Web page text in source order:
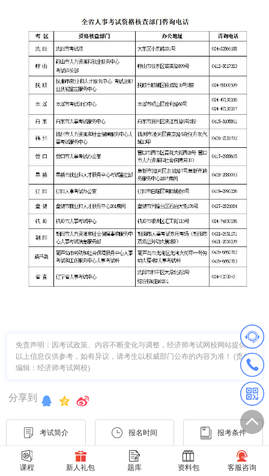
免责声明：因考试政策、内容不断变化与调整，经济师考试网校网站提供的
以上信息仅供参考，如有异议，请考生以权威部门公布的内容为准！ (责任
编辑：经济师考试网校)
分享到
考试简介 报名时间 报考条件
考试时间 考试科目 准考证打印
课程 新人礼包 题库 资料包 客服咨询